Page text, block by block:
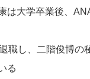
は大学卒業後、
職し、二階俊博の
る